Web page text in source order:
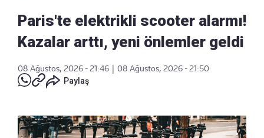
Paris'te elektrikli scooter alarmı!
Kazalar arttı, yeni önlemler geldi
08 Ağustos, 2026 - 21:46
08 Ağustos, 2026 - 21:50
Paylaş